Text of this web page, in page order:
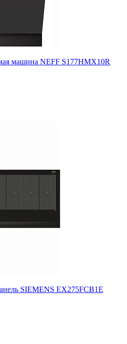
машина NEFF S177HMX10R
SIEMENS EX275FCB1E